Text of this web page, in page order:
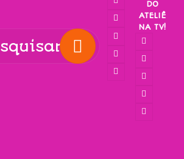
DO
ATELIÊ
NA TV!